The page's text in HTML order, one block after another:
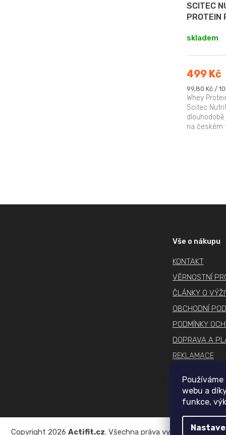
webu a
funkce,
SCITEC
PROTEIN
skladem
499 Kč
Měrná
cena:
99,80 Kč /
Whey
Scitec
na českém
Vše o nákupu
KONTAKT
VĚRNOSTNÍ
ČLÁNKY O
OBCHODNÍ
PODMÍNKY
DOPRAVA A
REKLAMACE
Copyright 2026 Actifit.cz. Všechna práva vyhrazena.